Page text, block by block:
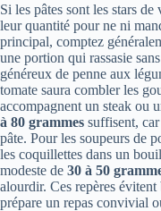
Si les pâtes sont les stars
leur quantité pour ne ni
principal, comptez
une portion qui rassasie
généreux de penne aux
tomate saura combler les
accompagnent un steak ou
à 80 grammes suffisent,
pâte. Pour les soupeurs de
les coquillettes dans un
modeste de 30 à 50
alourdir. Ces repères
prépare un repas convivial